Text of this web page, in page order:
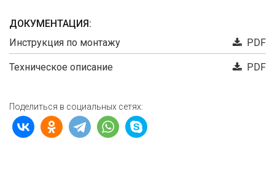
ДОКУМЕНТАЦИЯ:
Инструкция по монтажу
PDF
Техническое описание PDF
Поделиться в социальных сетях: